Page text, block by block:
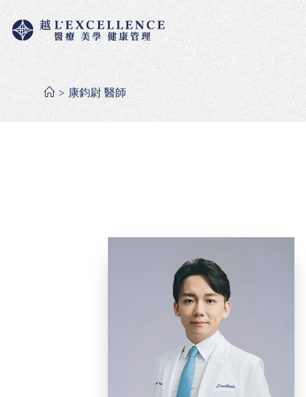
> 康鈞尉 醫師